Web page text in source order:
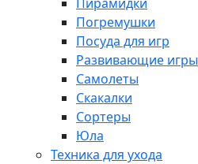
Погремушки
Посуда для игр
Развивающие игры
Самолеты
Скакалки
Сортеры
Юла
Техника для ухода